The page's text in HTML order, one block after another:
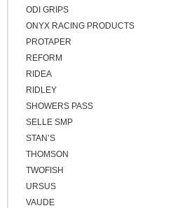
ODI GRIPS
ONYX RACING PRODUCTS
PROTAPER
REFORM
RIDEA
RIDLEY
SHOWERS PASS
SELLE SMP
STAN’S
THOMSON
TWOFISH
URSUS
VAUDE